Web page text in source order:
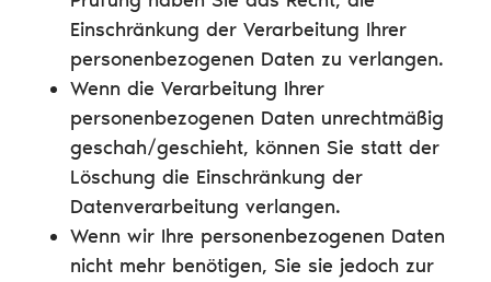
Einschränkung der Verarbeitung Ihrer
personenbezogenen Daten zu verlangen.
Wenn die Verarbeitung Ihrer
personenbezogenen Daten unrechtmäßig
geschah/geschieht, können Sie statt der
Löschung die Einschränkung der
Datenverarbeitung verlangen.
Wenn wir Ihre personenbezogenen Daten
nicht mehr benötigen, Sie sie jedoch zur